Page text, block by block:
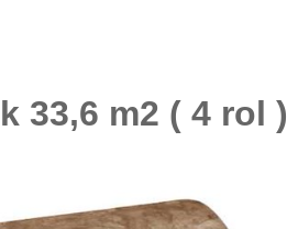
33,6 m2 ( 4 rol )